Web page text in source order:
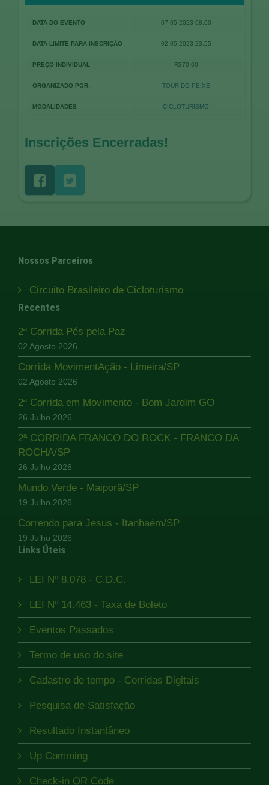
DATA DO EVENTO 07-05-2023 08:00
DATA LIMITE PARA INSCRIÇÃO 02-05-2023 23:55
PREÇO INDIVIDUAL R$70,00
ORGANIZADO POR: TOUR DO PEIXE
MODALIDADES CICLOTURISMO
Inscrições Encerradas!
Nossos Parceiros
Circuito Brasileiro de Cicloturismo
Recentes
2ª Corrida Pés pela Paz
02 Agosto 2026
Corrida MovimentAção - Limeira/SP
02 Agosto 2026
2ª Corrida em Movimento - Bom Jardim GO
26 Julho 2026
2ª CORRIDA FRANCO DO ROCK - FRANCO DA
ROCHA/SP
26 Julho 2026
Mundo Verde - Maiporã/SP
19 Julho 2026
Correndo para Jesus - Itanhaém/SP
19 Julho 2026
Links Úteis
LEI Nº 8.078 - C.D.C.
LEI Nº 14.463 - Taxa de Boleto
Eventos Passados
Termo de uso do site
Cadastro de tempo - Corridas Digitais
Pesquisa de Satisfação
Resultado Instantâneo
Up Comming
Check-in QR Code